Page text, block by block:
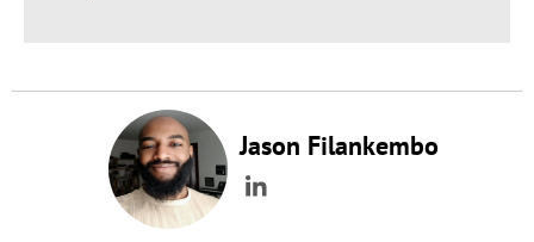
Jason Filankembo
LinkedIn